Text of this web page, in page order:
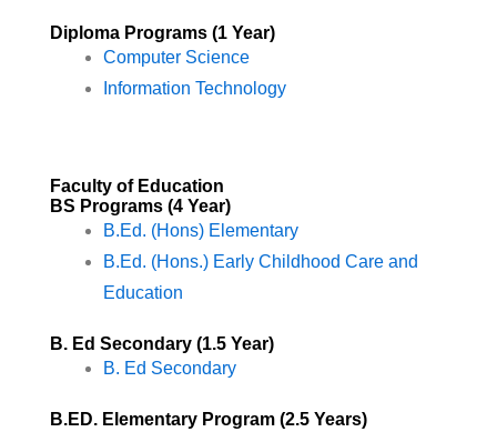
Diploma Programs (1 Year)
Computer Science
Information Technology
Faculty of Education
BS Programs (4 Year)​
B.Ed. (Hons) Elementary
B.Ed. (Hons.) Early Childhood Care and
Education
B. Ed Secondary (1.5 Year)
B. Ed Secondary
B.ED. Elementary Program (2.5 Years)